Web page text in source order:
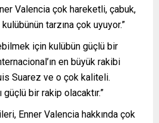
Valencia çok hareketli, çabuk,
tarzına çok uyuyor.”
için kulübün güçlü bir
en büyük rakibi
Suarez ve o çok kaliteli.
güçlü bir rakip olacaktır.”
Enner Valencia hakkında çok